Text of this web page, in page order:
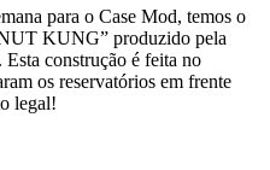
para o Case Mod, temos o
KUNG” produzido pela
construção é feita no
os reservatórios em frente
legal!